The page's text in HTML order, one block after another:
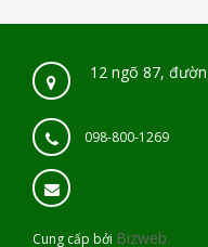
12 ngõ 87,
098-800-1269
Cung cấp bởi Bizweb.